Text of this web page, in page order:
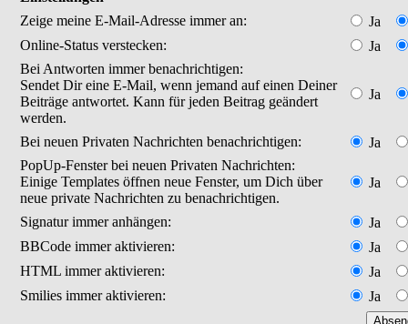
Zeige meine E-Mail-Adresse immer an:
Ja
Online-Status verstecken:
Ja
Bei Antworten immer benachrichtigen:
Sendet Dir eine E-Mail, wenn jemand auf einen Deiner
Beiträge antwortet. Kann für jeden Beitrag geändert
werden.
Ja
Bei neuen Privaten Nachrichten benachrichtigen:
Ja
PopUp-Fenster bei neuen Privaten Nachrichten:
Einige Templates öffnen neue Fenster, um Dich über
neue private Nachrichten zu benachrichtigen.
Ja
Signatur immer anhängen:
Ja
BBCode immer aktivieren:
Ja
HTML immer aktivieren:
Ja
Smilies immer aktivieren:
Ja